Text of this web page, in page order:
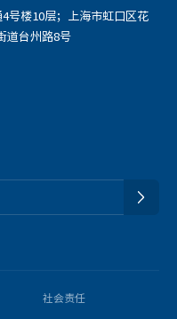
号楼10层；上海市虹口区花
道台州路8号
社会责任